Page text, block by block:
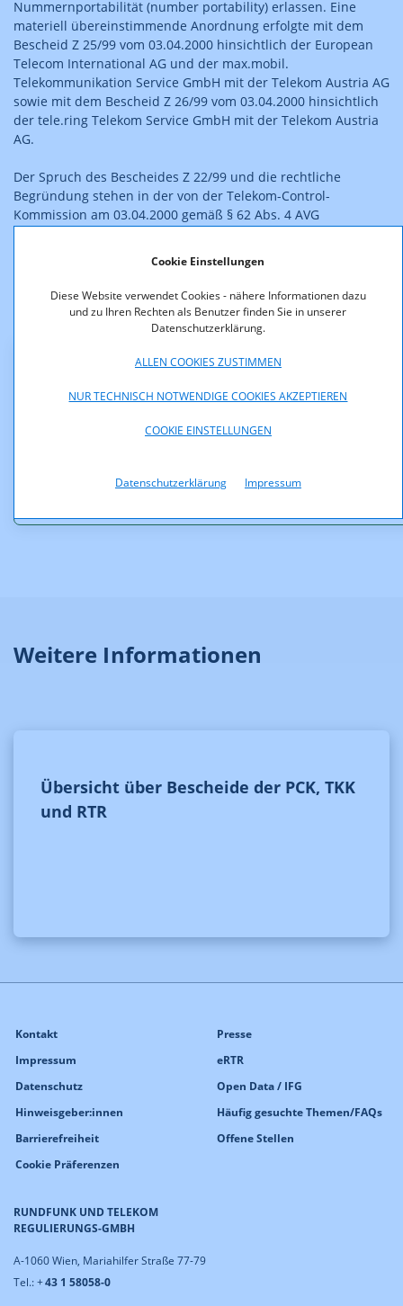
Cookie Einstellungen
Diese Website verwendet Cookies - nähere Informationen dazu
und zu Ihren Rechten als Benutzer finden Sie in unserer
Datenschutzerklärung.
ALLEN COOKIES ZUSTIMMEN
NUR TECHNISCH NOTWENDIGE COOKIES AKZEPTIEREN
COOKIE EINSTELLUNGEN
Datenschutzerklärung Impressum
Nummernportabilität (number portability) erlassen. Eine
materiell übereinstimmende Anordnung erfolgte mit dem
Bescheid Z 25/99 vom 03.04.2000 hinsichtlich der European
Telecom International AG und der max.mobil.
Telekommunikation Service GmbH mit der Telekom Austria AG
sowie mit dem Bescheid Z 26/99 vom 03.04.2000 hinsichtlich
der tele.ring Telekom Service GmbH mit der Telekom Austria
AG.
Der Spruch des Bescheides Z 22/99 und die rechtliche
Begründung stehen in der von der Telekom-Control-
Kommission am 03.04.2000 gemäß § 62 Abs. 4 AVG
Bescheide Z 25/99 und Z 26/99.
z_25_II.pdf (pdf, 392,3 KB)
Weitere Informationen
Übersicht über Bescheide der PCK, TKK
und RTR
RUNDFUNK UND TELEKOM
REGULIERUNGS-GMBH
A-1060 Wien, Mariahilfer Straße 77-79
Tel.: +43 1 58058-0
Kontakt
Impressum
Datenschutz
Hinweisgeber:innen
Barrierefreiheit
Cookie Präferenzen
Presse
eRTR
Open Data / IFG
Häufig gesuchte Themen/FAQs
Offene Stellen